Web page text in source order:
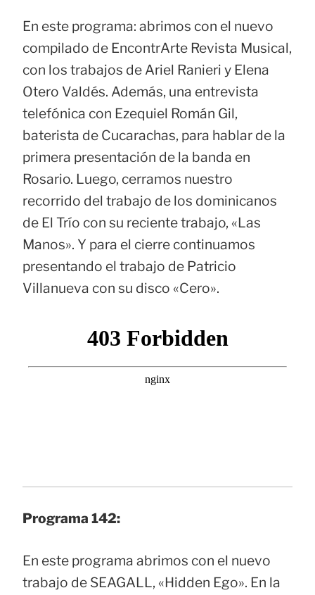
En este programa: abrimos con el nuevo
compilado de EncontrArte Revista Musical,
con los trabajos de Ariel Ranieri y Elena
Otero Valdés. Además, una entrevista
telefónica con Ezequiel Román Gil,
baterista de Cucarachas, para hablar de la
primera presentación de la banda en
Rosario. Luego, cerramos nuestro
recorrido del trabajo de los dominicanos
de El Trío con su reciente trabajo, «Las
Manos». Y para el cierre continuamos
presentando el trabajo de Patricio
Villanueva con su disco «Cero».
Programa 142:
En este programa abrimos con el nuevo
trabajo de SEAGALL, «Hidden Ego». En la